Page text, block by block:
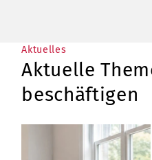
Downloads
Um den Download
bitte das Formular
anschließend per
Aktuelles
Aktuelle
beschäftigen